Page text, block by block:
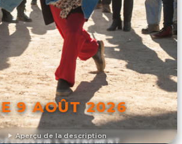
Aperçu de la description
9 AOÛT 2026
L'ÉVÉNEMENT